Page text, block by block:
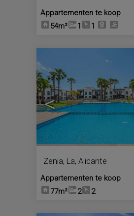
Appartementen te koop
54m²
1 1
<
Zenia, La, Alicante
Appartementen te koop
77m²
2 2